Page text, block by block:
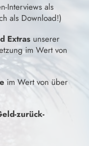
Interviews als
als Download!)
Extras unserer
im Wert von
im Wert von über
zurück-